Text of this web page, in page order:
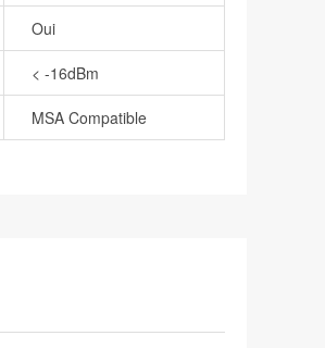
Oui
< -16dBm
MSA Compatible